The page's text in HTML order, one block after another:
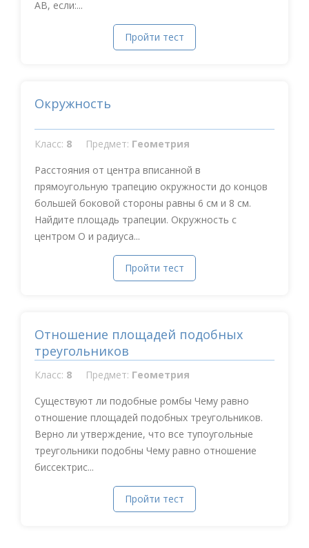
АВ, если:...
Пройти тест
Окружность
Класс: 8 Предмет: Геометрия
Расстояния от центра вписанной в
прямоугольную трапецию окружности до концов
большей боковой стороны равны 6 см и 8 см.
Найдите площадь трапеции. Окружность с
центром О и радиуса...
Пройти тест
Отношение площадей подобных
треугольников
Класс: 8 Предмет: Геометрия
Существуют ли подобные ромбы Чему равно
отношение площадей подобных треугольников.
Верно ли утверждение, что все тупоугольные
треугольники подобны Чему равно отношение
биссектрис...
Пройти тест